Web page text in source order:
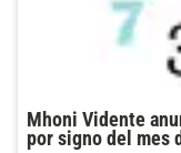
Mhoni Vidente
por signo del mes